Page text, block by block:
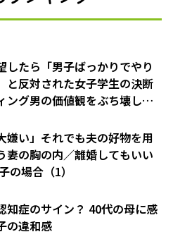
したら「男子ばっかりでやり
と反対された女子学生の決断
ング男の価値観をぶち壊した
嫌い」それでも夫の好物を用
妻の胸の内／離婚してもいい
の場合（1）
知症のサイン？ 40代の母に感
の違和感